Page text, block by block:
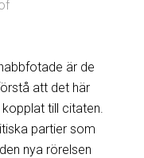
är de
att det här
till citaten.
partier som
nya rörelsen